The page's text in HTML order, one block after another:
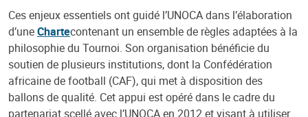
Ces enjeux essentiels ont guidé l’UNOCA dans l’élaboration
d’uneChartecontenant un ensemble de règles adaptées à la
philosophie du Tournoi. Son organisation bénéficie du
soutien de plusieurs institutions, dont la Confédération
africaine de football (CAF), qui met à disposition des
ballons de qualité. Cet appui est opéré dans le cadre du
partenariat scellé avec l’UNOCA en 2012 et visant à utiliser